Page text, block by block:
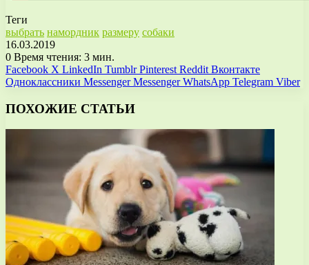
Теги
выбрать намордник размеру собаки
16.03.2019
0 Время чтения: 3 мин.
Facebook X LinkedIn Tumblr Pinterest Reddit Вконтакте
Одноклассники Messenger Messenger WhatsApp Telegram Viber
ПОХОЖИЕ СТАТЬИ